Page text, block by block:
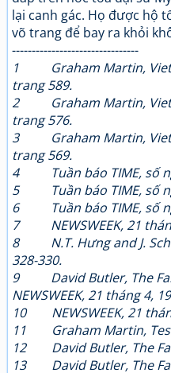
lại canh gác. Họ được hộ
võ trang để bay ra khỏi
--------------------------------
1 Graham Martin,
trang 589.
2 Graham Martin,
trang 576.
3 Graham Martin,
trang 569.
4 Tuần báo TIME, số
5 Tuần báo TIME, số
6 Tuần báo TIME, số
7 NEWSWEEK, 21
8 N.T. Hưng and J.
328-330.
9 David Butler, The Fall
NEWSWEEK, 21 tháng 4,
10 NEWSWEEK, 21
11 Graham Martin,
12 David Butler, The
13 David Butler, The
Chỉ
Bạn bị lạc trong Thi Viện